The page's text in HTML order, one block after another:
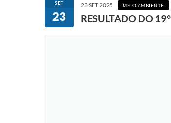
SET
23
23 SET 2025 MEIO AMBIENTE
RESULTADO DO